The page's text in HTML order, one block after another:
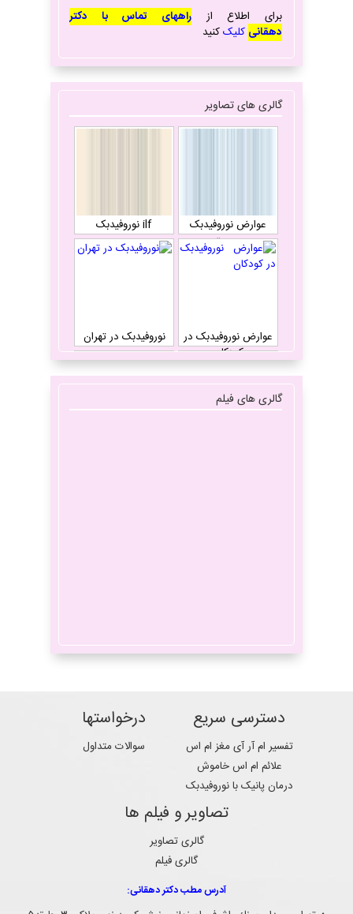
برای اطلاع از
راههای تماس با دکتر
دهقانی کلیککنید
گالری های تصاویر
عوارض نوروفیدبک
چیست
ilf نوروفیدبک
عوارض نوروفیدبک در
کودکان
نوروفیدبک در تهران
آتروفی مغز
نوروتراپی نوروپلاستیستی
گالری های فیلم
دسترسی سریع
تفسیر ام آر آی مغز ام اس
علائم ام اس خاموش
درمان پانیک با نوروفیدبک
درخواستها
سوالات متداول
تصاویر و فیلم ها
گالری تصاویر
گالری فیلم
آدرس مطب دکتر دهقانی: